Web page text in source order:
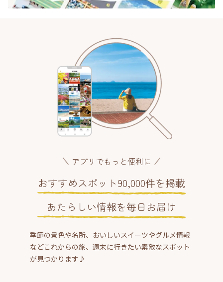
アプリでもっと便利に
おすすめスポット90,000件を掲載
あたらしい情報を毎日お届け
季節の景色や名所、おいしいスイーツやグルメ情報
などこれからの旅、週末に行きたい素敵なスポット
が見つかります♪